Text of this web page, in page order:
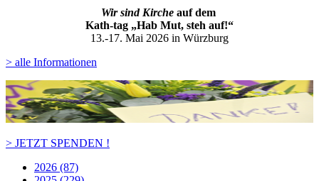
Wir sind Kirche auf dem
Kath-tag „Hab Mut, steh auf!“
13.-17. Mai 2026 in Würzburg
> alle Informationen
> JETZT SPENDEN !
2026 (87)